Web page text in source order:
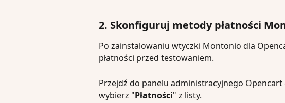
2. Skonfiguruj metody płatności
Po zainstalowaniu wtyczki Montonio dla
płatności przed testowaniem.
Przejdź do panelu administracyjnego Opencart
wybierz "Płatności" z listy.